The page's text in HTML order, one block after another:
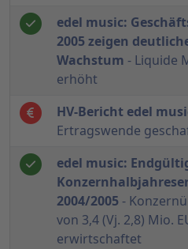
edel music:
2005 zeigen
Wachstum - Liquide
erhöht
HV-Bericht edel
Ertragswende
edel music:
2004/2005 -
von 3,4 (Vj. 2,8) Mio.
erwirtschaftet